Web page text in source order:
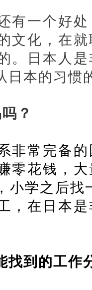
有一个好
文化，在
。日本人
日本的习惯
？
非常完备
零花钱，
小学之后
，在日本
找到的工作